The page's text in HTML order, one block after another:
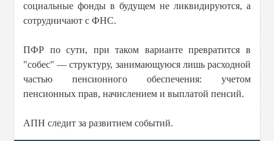
социальные фонды в будущем не ликвидируются, а
сотрудничают с ФНС.
ПФР по сути, при таком варианте превратится в
"собес" — структуру, занимающуюся лишь расходной
частью пенсионного обеспечения: учетом
пенсионных прав, начислением и выплатой пенсий.
АПН следит за развитием событий.